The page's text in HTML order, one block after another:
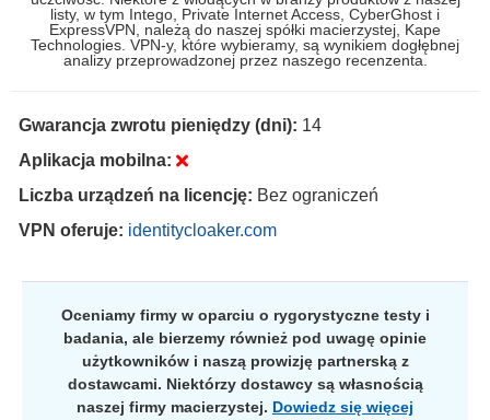
listy, w tym Intego, Private Internet Access, CyberGhost i
ExpressVPN, należą do naszej spółki macierzystej, Kape
Technologies. VPN-y, które wybieramy, są wynikiem dogłębnej
analizy przeprowadzonej przez naszego recenzenta.
Gwarancja zwrotu pieniędzy (dni): 14
Aplikacja mobilna:
Liczba urządzeń na licencję: Bez ograniczeń
VPN oferuje: identitycloaker.com
Oceniamy firmy w oparciu o rygorystyczne testy i
badania, ale bierzemy również pod uwagę opinie
użytkowników i naszą prowizję partnerską z
dostawcami. Niektórzy dostawcy są własnością
naszej firmy macierzystej. Dowiedz się więcej